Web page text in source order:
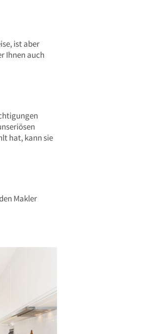
ist aber
Ihnen auch
hat, kann sie
Makler